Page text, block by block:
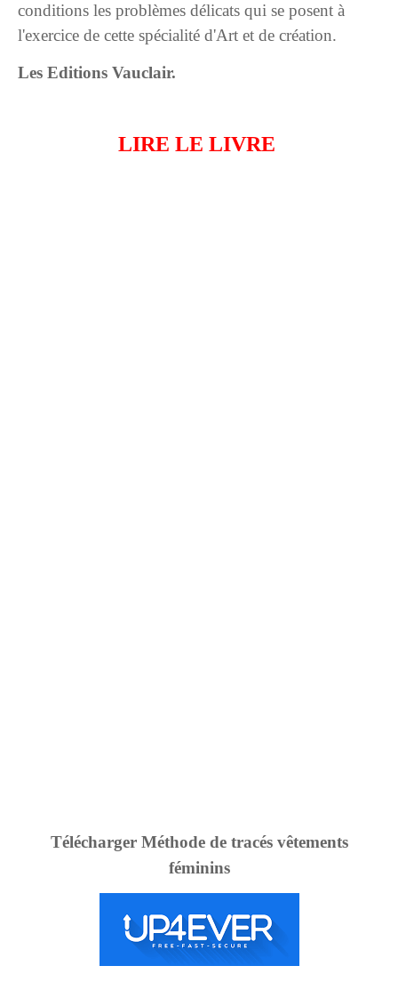
conditions les problèmes délicats qui se posent à
l'exercice de cette spécialité d'Art et de création.
Les Editions Vauclair.
LIRE LE LIVRE
Télécharger Méthode de tracés vêtements
féminins